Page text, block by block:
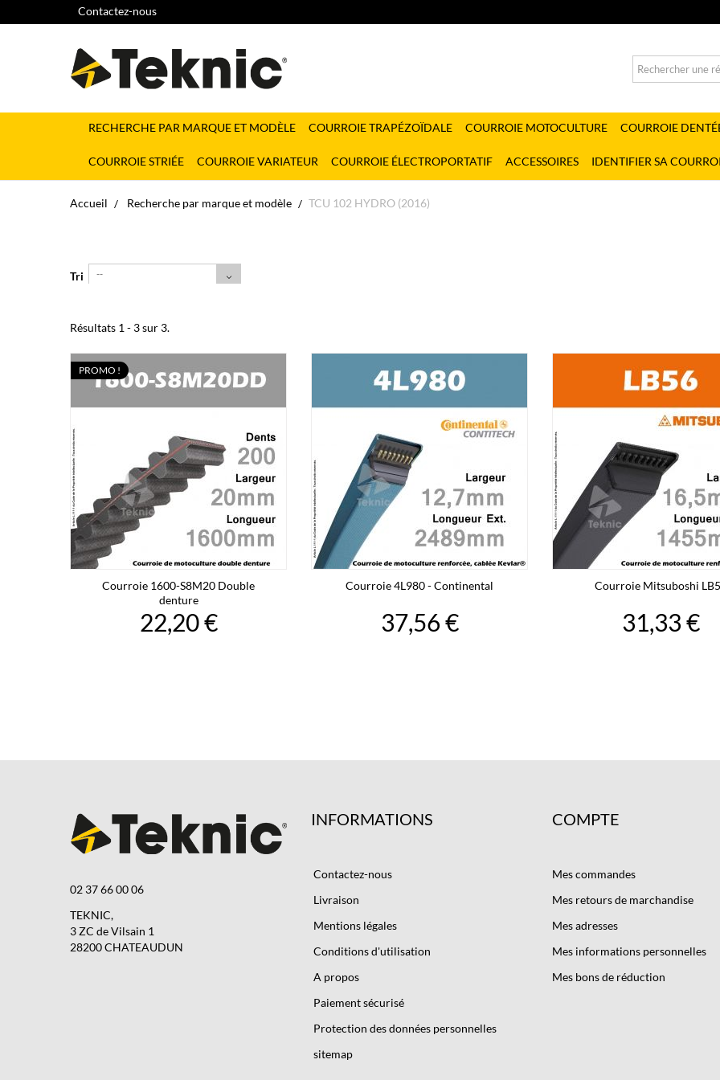
Contactez-nous
RECHERCHE PAR MARQUE ET MODÈLE COURROIE TRAPÉZOÏDALE COURROIE MOTOCULTURE COURROIE
COURROIE STRIÉE COURROIE VARIATEUR COURROIE ÉLECTROPORTATIF ACCESSOIRES IDENTIFIER SA
Accueil Recherche par marque et modèle TCU 102 HYDRO (2016)
Tri --
Résultats 1 - 3 sur 3.
PROMO !
Courroie 1600-S8M20 Double
denture
22,20 €
Courroie 4L980 - Continental
37,56 €
Courroie Mitsuboshi
31,33 €
02 37 66 00 06
TEKNIC,
3 ZC de Vilsain 1
28200 CHATEAUDUN
INFORMATIONS
Contactez-nous
Livraison
Mentions légales
Conditions d'utilisation
A propos
Paiement sécurisé
Protection des données personnelles
sitemap
COMPTE
Mes commandes
Mes retours de marchandise
Mes adresses
Mes informations personnelles
Mes bons de réduction